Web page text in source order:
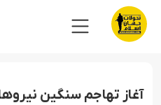
آغاز تهاجم سنگین